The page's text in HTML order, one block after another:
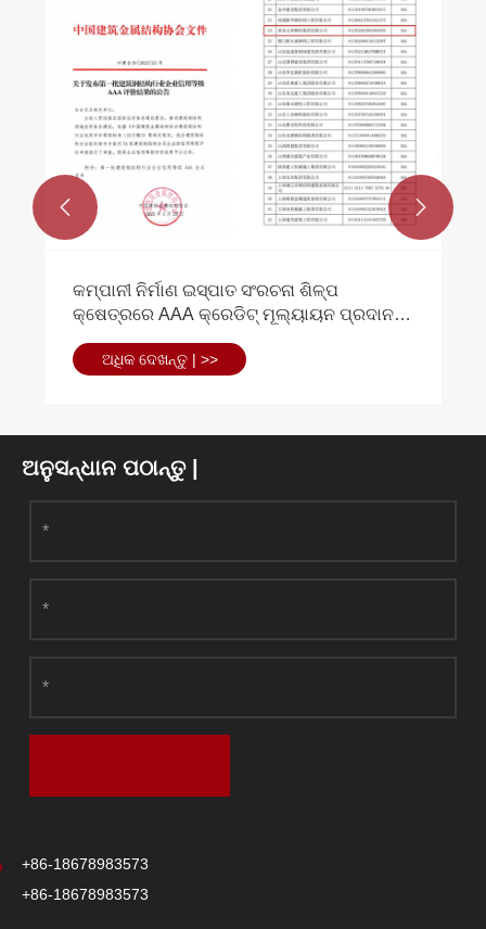
ଏକ ପ୍ରାଥମିକ ଇସ୍ପାତ ଫ୍ରେମ୍ ଅଫିସ୍ ବିଲ୍ଡିଂ
କିପରି ସମ୍ପତ୍ତି ମୂଲ୍ୟ ଉପରେ କିପରି ପ୍ରଭାବ
ଅଧିକ ଦେଖନ୍ତୁ | >>
 
ଅନୁସନ୍ଧାନ ପଠାନ୍ତୁ |
+86-18678983573
+86-18678983573